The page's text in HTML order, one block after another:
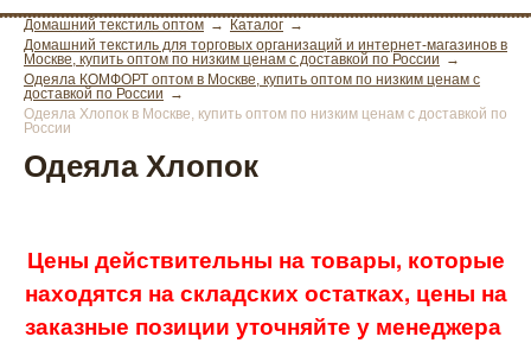
Домашний текстиль оптом
Каталог
Домашний текстиль для торговых организаций и интернет-магазинов в
Москве, купить оптом по низким ценам с доставкой по России
Одеяла КОМФОРТ оптом в Москве, купить оптом по низким ценам с
доставкой по России
Одеяла Хлопок в Москве, купить оптом по низким ценам с доставкой по
России
Одеяла Хлопок
Цены действительны на товары, которые
находятся на складских остатках, цены на
заказные позиции уточняйте у менеджера